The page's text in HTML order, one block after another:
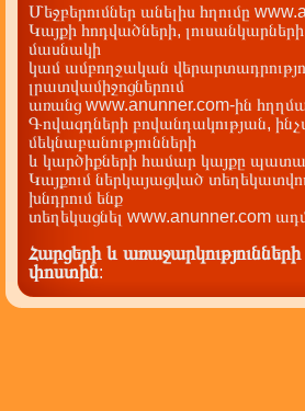
Մեջբերումներ անելիս հղումը
Կայքի հոդվածների,
մասնակի
կամ ամբողջական
լրատվամիջոցներում
առանց www.anunner.com-ին
Գովազդների բովանդակության,
մեկնաբանությունների
և կարծիքների համար կայքը
Կայքում ներկայացված
խնդրում ենք
տեղեկացնել www.anunner.com
Հարցերի և
փոստին: